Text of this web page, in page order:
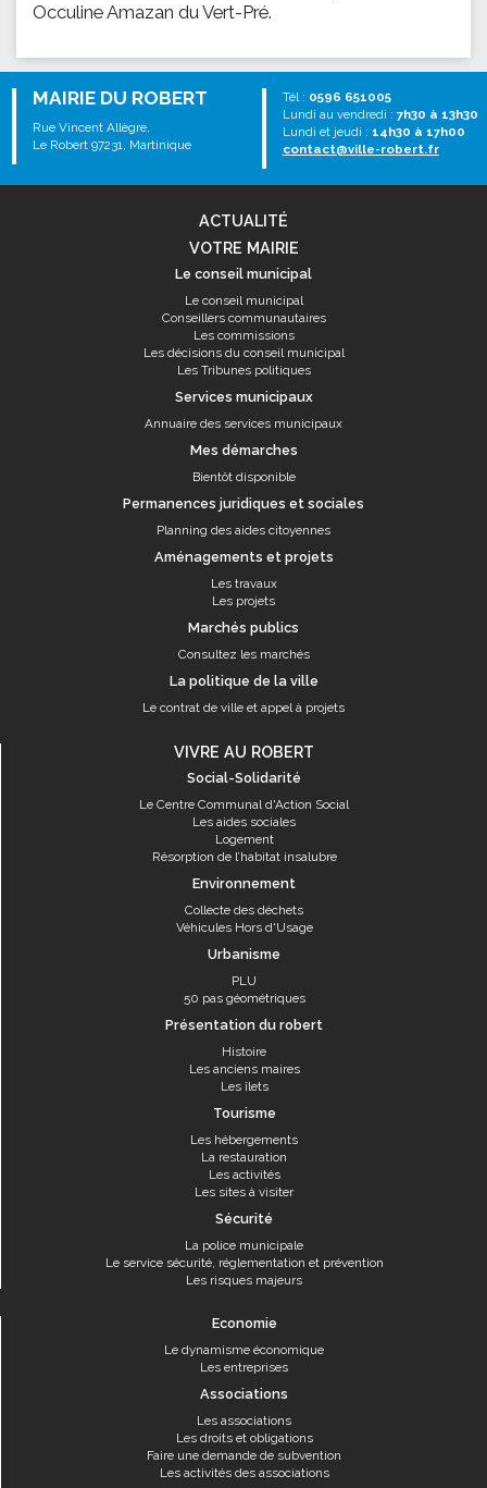
Occuline Amazan du Vert-Pré.
MAIRIE DU ROBERT
Rue Vincent Allègre,
Le Robert 97231, Martinique
Tél : 0596 651005
Lundi au vendredi : 7h30 à 13h30
Lundi et jeudi : 14h30 à 17h00
contact@ville-robert.fr
ACTUALITÉ
VOTRE MAIRIE
Le conseil municipal
Le conseil municipal
Conseillers communautaires
Les commissions
Les décisions du conseil municipal
Les Tribunes politiques
Services municipaux
Annuaire des services municipaux
Mes démarches
Bientôt disponible
Permanences juridiques et sociales
Planning des aides citoyennes
Aménagements et projets
Les travaux
Les projets
Marchés publics
Consultez les marchés
La politique de la ville
Le contrat de ville et appel à projets
VIVRE AU ROBERT
Social-Solidarité
Le Centre Communal d'Action Social
Les aides sociales
Logement
Résorption de l’habitat insalubre
Environnement
Collecte des déchets
Véhicules Hors d'Usage
Urbanisme
PLU
50 pas géométriques
Présentation du robert
Histoire
Les anciens maires
Les îlets
Tourisme
Les hébergements
La restauration
Les activités
Les sites à visiter
Sécurité
La police municipale
Le service sécurité, réglementation et prévention
Les risques majeurs
Economie
Le dynamisme économique
Les entreprises
Associations
Les associations
Les droits et obligations
Faire une demande de subvention
Les activités des associations